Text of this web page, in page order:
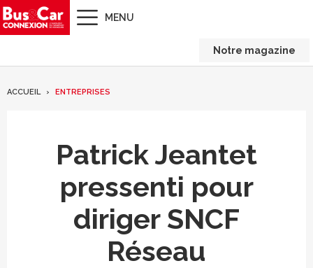
MENU
Notre magazine
ACCUEIL ENTREPRISES
Patrick Jeantet
pressenti pour
diriger SNCF
Réseau